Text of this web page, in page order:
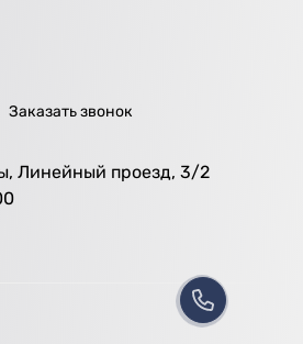
Заказать звонок
Линейный проезд, 3/2